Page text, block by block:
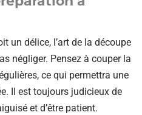
un délice, l’art de la découpe
négliger. Pensez à couper la
ce qui permettra une
Il est toujours judicieux de
et d’être patient.